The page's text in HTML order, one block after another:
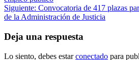
Siguiente: Convocatoria de 417 plazas
de la Administración de Justicia
Deja una respuesta
Lo siento, debes estarconectado para